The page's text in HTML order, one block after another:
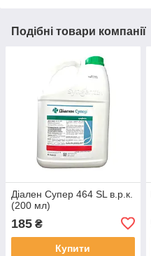
Подібні товари компанії
Діален Супер 464 SL в.р.к.
(200 мл)
185 ₴
Купити